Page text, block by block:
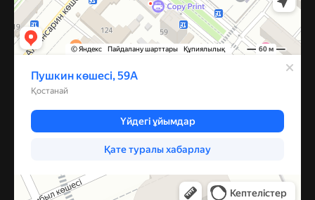
Компрессор
Запчасти и аксессуары для бытовой техники в Караганде